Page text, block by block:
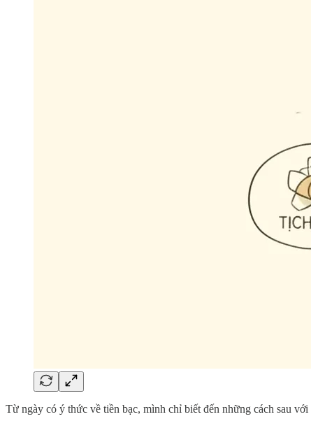
Từ ngày có ý thức về tiền bạc, mình chỉ biết đến những cách sau